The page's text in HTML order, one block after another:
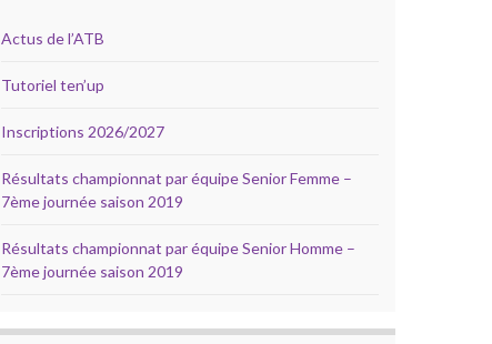
Actus de l’ATB
Tutoriel ten’up
Inscriptions 2026/2027
Résultats championnat par équipe Senior Femme –
7ème journée saison 2019
Résultats championnat par équipe Senior Homme –
7ème journée saison 2019